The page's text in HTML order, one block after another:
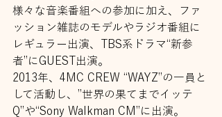
様々な⾳楽番組への参加に加え、ファ
ッション雑誌のモデルやラジオ番組に
レギュラー出演、TBS系ドラマ“新参
者”にGUEST出演。
2013年、4MC CREW “WAYZ”の⼀員と
して活動し、”世界の果てまでイッテ
Q”や“Sony Walkman CM”に出演。